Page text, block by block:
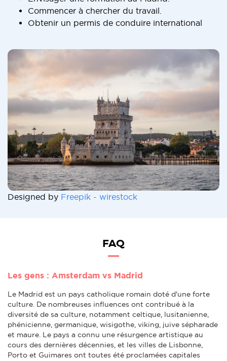
Commencer à chercher du travail.
Obtenir un permis de conduire international
Designed by Freepik - wirestock
FAQ
Les gens : Amsterdam vs Madrid
Le Madrid est un pays catholique romain doté d'une forte
culture. De nombreuses influences ont contribué à la
diversité de sa culture, notamment celtique, lusitanienne,
phénicienne, germanique, wisigothe, viking, juive sépharade
et maure. Le pays a connu une résurgence artistique au
cours des dernières décennies, et les villes de Lisbonne,
Porto et Guimares ont toutes été proclamées capitales